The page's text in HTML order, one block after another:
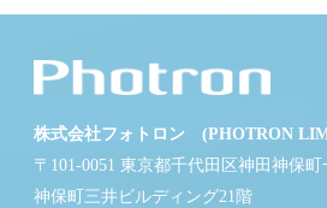
株式会社フォトロン (PHOTRON
〒101-0051 東京都千代田区神田神保
神保町三井ビルディング21階